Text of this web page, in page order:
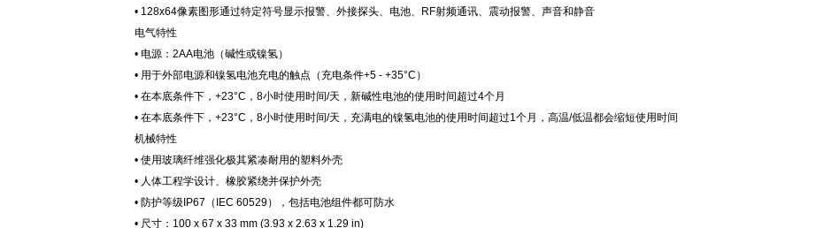
• 128x64像素图形通过特定符号显示报警、外接探头、电池、RF射频通讯、震动报警、声音和静音
电气特性
• 电源：2AA电池（碱性或镍氢）
• 用于外部电源和镍氢电池充电的触点（充电条件+5 - +35°C）
• 在本底条件下，+23°C，8小时使用时间/天，新碱性电池的使用时间超过4个月
• 在本底条件下，+23°C，8小时使用时间/天，充满电的镍氢电池的使用时间超过1个月，高温/低温都会缩短使用时间
机械特性
• 使用玻璃纤维强化极其紧凑耐用的塑料外壳
• 人体工程学设计、橡胶紧绕并保护外壳
• 防护等级IP67（IEC 60529），包括电池组件都可防水
• 尺寸：100 x 67 x 33 mm (3.93 x 2.63 x 1.29 in)